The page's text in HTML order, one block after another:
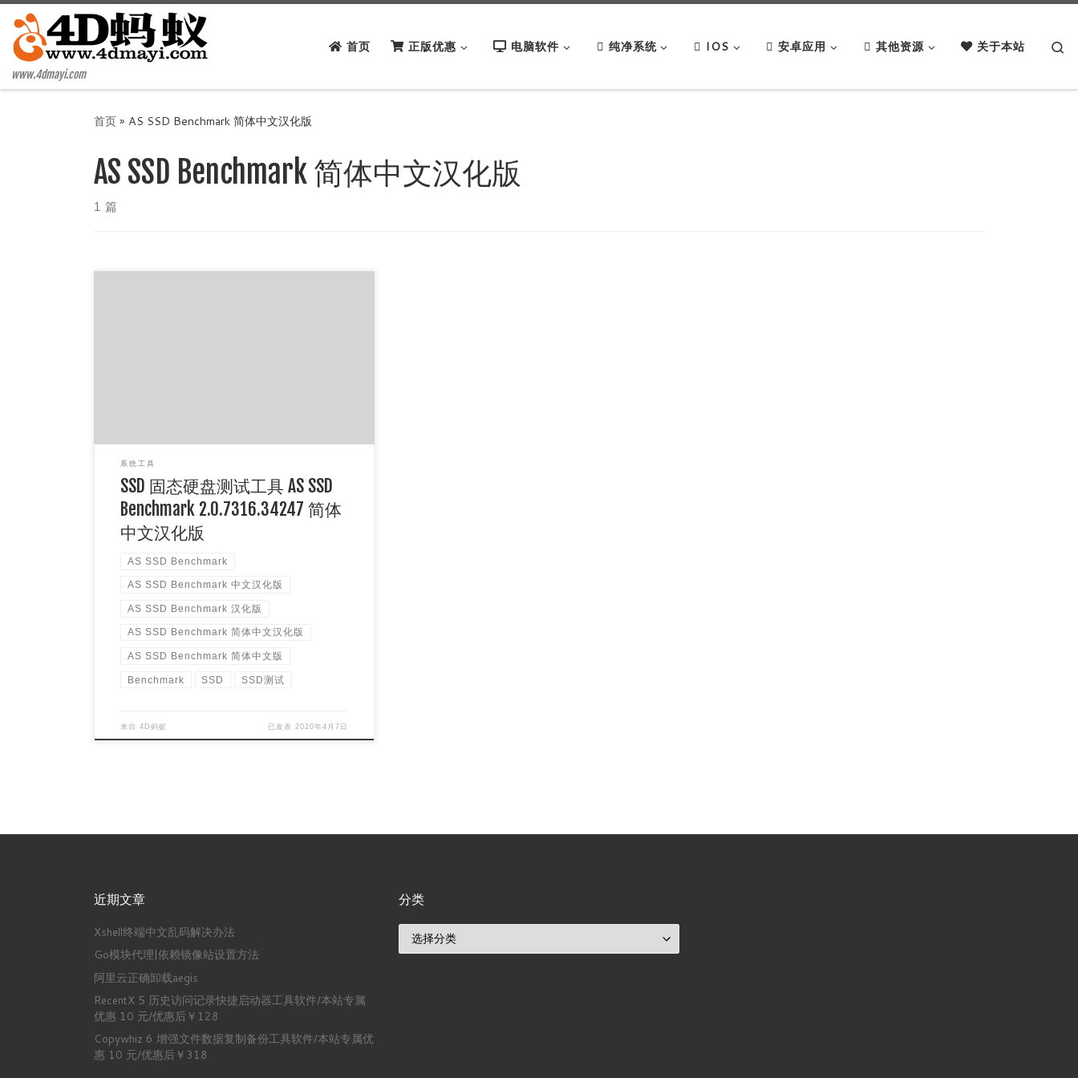
Skip to content
www.4dmayi.com
首页 正版优惠 电脑软件 纯净系统 IOS 安卓应用 其他资源 关于本站
首页» AS SSD Benchmark 简体中文汉化版
AS SSD Benchmark 简体中文汉化版
1 篇
系统工具
SSD 固态硬盘测试工具 AS SSD
Benchmark 2.0.7316.34247 简体
中文汉化版
AS SSD Benchmark
AS SSD Benchmark 中文汉化版
AS SSD Benchmark 汉化版
AS SSD Benchmark 简体中文汉化版
AS SSD Benchmark 简体中文版
Benchmark SSD SSD测试
来自4D蚂蚁 已发表 2020年4月7日
近期文章
Xshell终端中文乱码解决办法
Go模块代理|依赖镜像站设置方法
阿里云正确卸载aegis
RecentX 5 历史访问记录快捷启动器工具软件/本站专属
优惠 10 元/优惠后￥128
Copywhiz 6 增强文件数据复制备份工具软件/本站专属优
惠 10 元/优惠后￥318
分类